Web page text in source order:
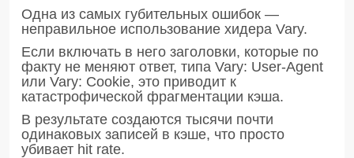
Одна из самых губительных ошибок —
неправильное использование хидера Vary.
Если включать в него заголовки, которые по
факту не меняют ответ, типа Vary: User-Agent
или Vary: Cookie, это приводит к
катастрофической фрагментации кэша.
В результате создаются тысячи почти
одинаковых записей в кэше, что просто
убивает hit rate.